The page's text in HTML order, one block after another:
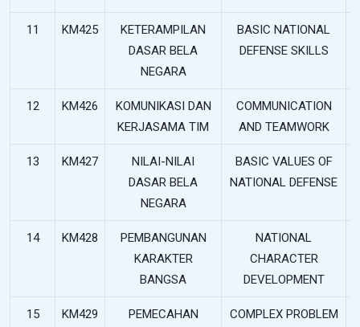
11 KM425
KETERAMPILAN
DASAR BELA
NEGARA
BASIC NATIONAL
DEFENSE SKILLS
12 KM426
KOMUNIKASI DAN
KERJASAMA TIM
COMMUNICATION
AND TEAMWORK
13 KM427
NILAI-NILAI
DASAR BELA
NEGARA
BASIC VALUES OF
NATIONAL DEFENSE
14 KM428
PEMBANGUNAN
KARAKTER
BANGSA
NATIONAL
CHARACTER
DEVELOPMENT
15 KM429
PEMECAHAN
COMPLEX PROBLEM